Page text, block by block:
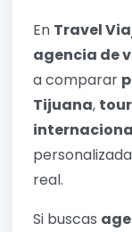
En Travel
agencia de
a comparar
Tijuana,
real.
Si buscas